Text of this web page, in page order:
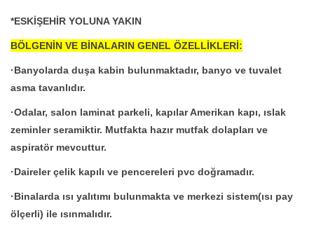
*ESKİŞEHİR YOLUNA YAKIN
BÖLGENİN VE BİNALARIN GENEL ÖZELLİKLERİ:
·Banyolarda duşa kabin bulunmaktadır, banyo ve tuvalet
asma tavanlıdır.
·Odalar, salon laminat parkeli, kapılar Amerikan kapı, ıslak
zeminler seramiktir. Mutfakta hazır mutfak dolapları ve
aspiratör mevcuttur.
·Daireler çelik kapılı ve pencereleri pvc doğramadır.
·Binalarda ısı yalıtımı bulunmakta ve merkezi sistem(ısı pay
ölçerli) ile ısınmalıdır.